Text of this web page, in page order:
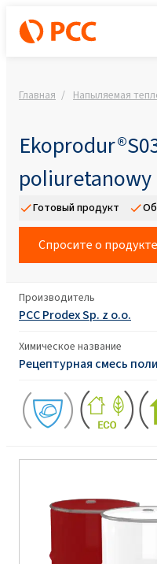
Главная Напыляемая
poliuretanowy
Готовый продукт
Спросите о продукте
Производитель
PCC Prodex Sp. z o.o.
Химическое название
Рецептурная смесь